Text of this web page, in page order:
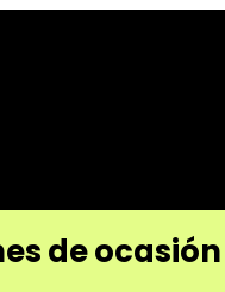
de ocasión